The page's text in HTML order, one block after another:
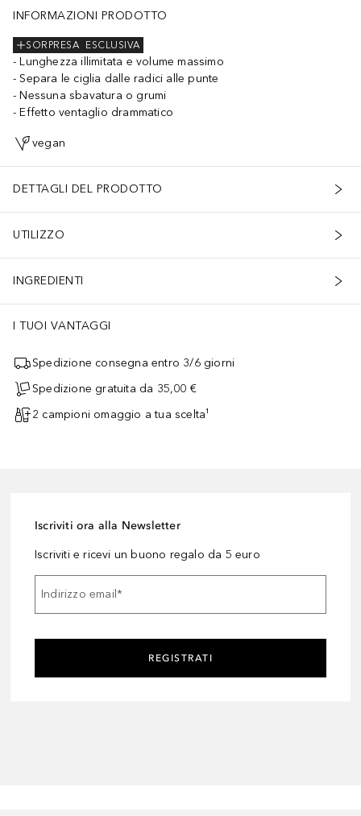
INFORMAZIONI PRODOTTO
ESCLUSIVA
SORPRESA
Lunghezza illimitata e volume massimo
Separa le ciglia dalle radici alle punte
Nessuna sbavatura o grumi
Effetto ventaglio drammatico
vegan
DETTAGLI DEL PRODOTTO
UTILIZZO
INGREDIENTI
I TUOI VANTAGGI
Spedizione consegna entro 3/6 giorni
Spedizione gratuita da 35,00 €
2 campioni omaggio a tua scelta¹
Iscriviti ora alla Newsletter
Iscriviti e ricevi un buono regalo da 5 euro
Indirizzo email*
REGISTRATI